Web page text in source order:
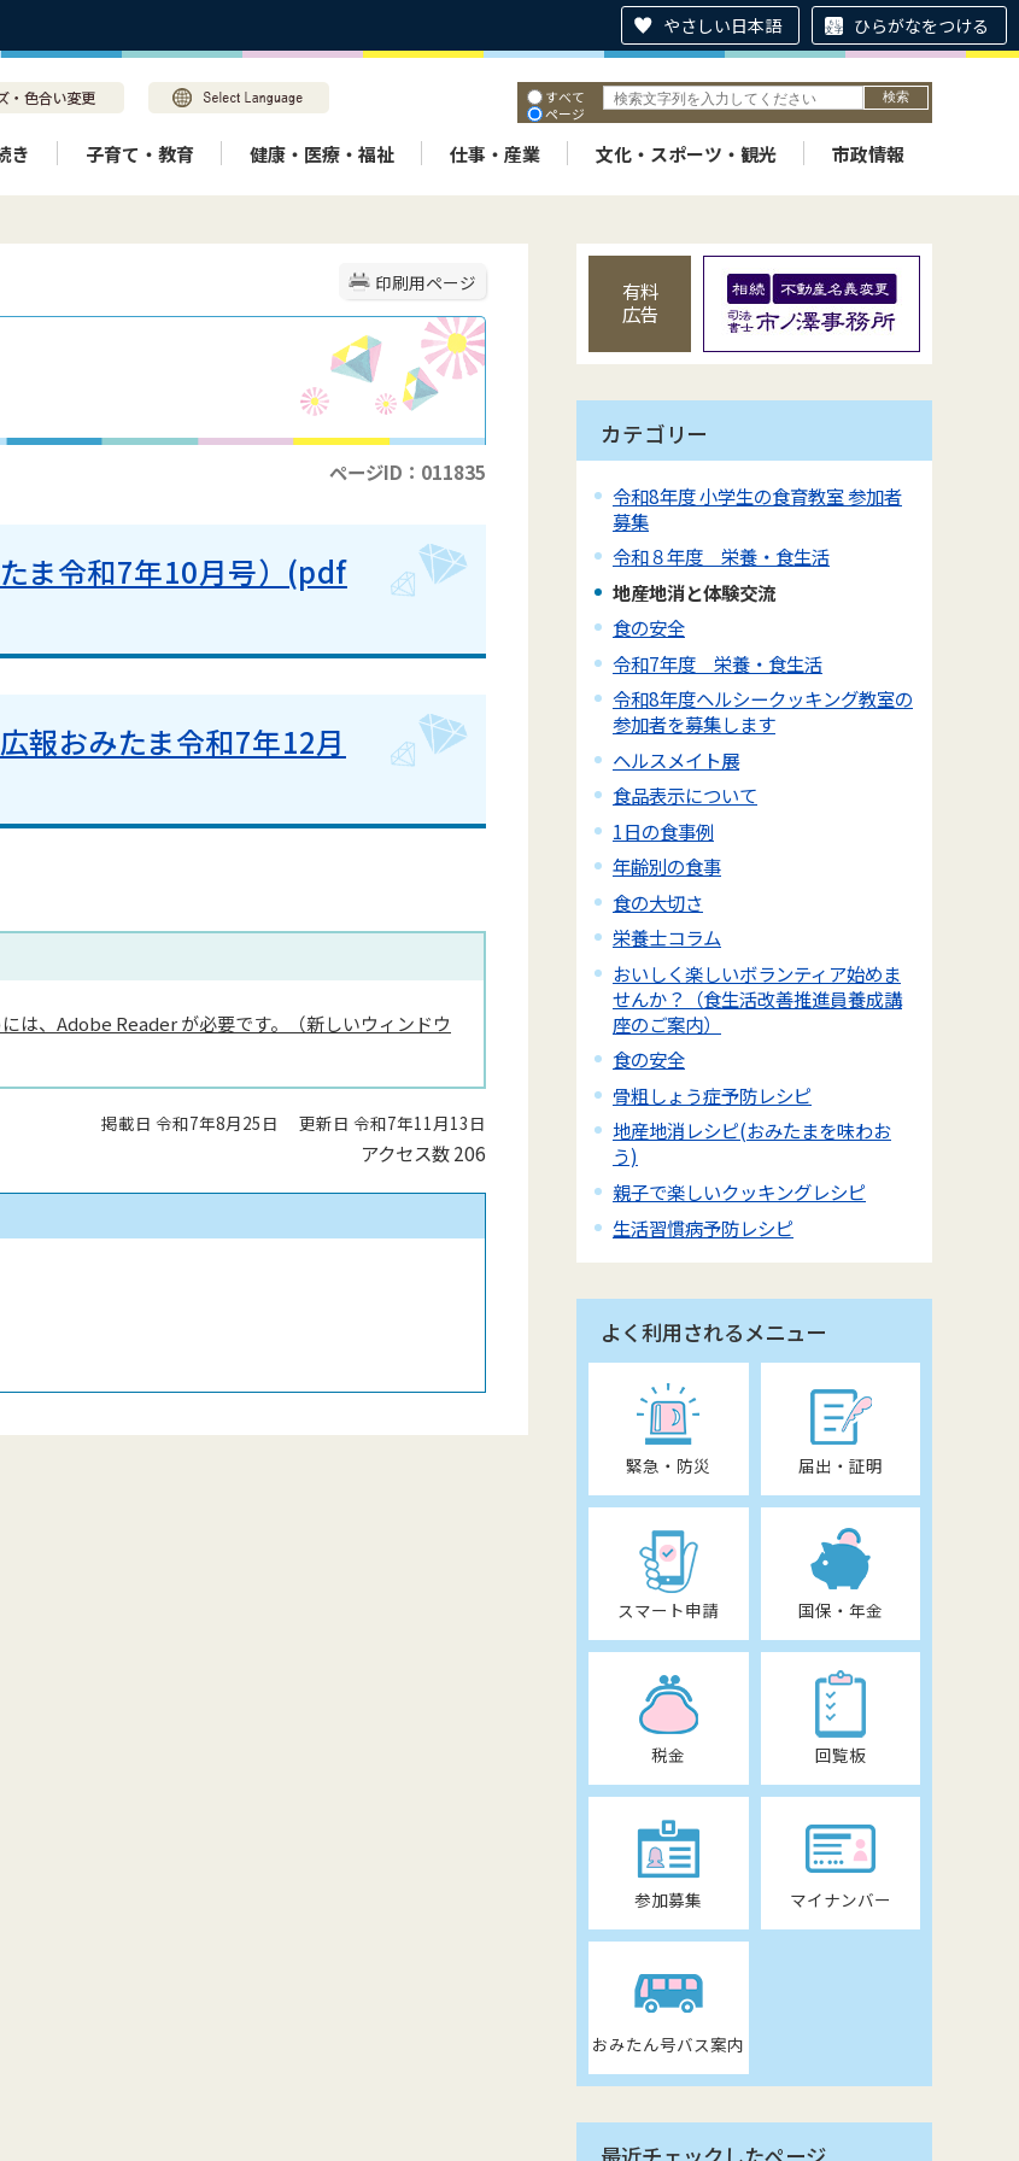
やさしい日本語 ひらがなをつける
すべて
ページ
き 子育て・教育 健康・医療・福祉 仕事・産業 文化・スポーツ・観光 市政情報
印刷用ページ
ページID：011835
ま令和7年10月号）(pdf
報おみたま令和7年12月
は、Adobe Reader が必要です。（新しいウィンドウ
掲載日 令和7年8月25日 更新日 令和7年11月13日
アクセス数206
有料
広告
カテゴリー
令和8年度 小学生の食育教室 参加者
募集
令和８年度 栄養・食生活
地産地消と体験交流
食の安全
令和7年度 栄養・食生活
令和8年度ヘルシークッキング教室の
参加者を募集します
ヘルスメイト展
食品表示について
1日の食事例
年齢別の食事
食の大切さ
栄養士コラム
おいしく楽しいボランティア始めま
せんか？（食生活改善推進員養成講
座のご案内）
食の安全
骨粗しょう症予防レシピ
地産地消レシピ(おみたまを味わお
う)
親子で楽しいクッキングレシピ
生活習慣病予防レシピ
よく利用されるメニュー
緊急・防災 届出・証明
スマート申請 国保・年金
税金 回覧板
参加募集 マイナンバー
おみたん号バス案内